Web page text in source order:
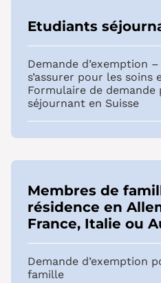
Etudiants
Demande d’exemption
s’assurer pour les soins
Formulaire de
séjournant en Suisse
Membres de
résidence en
France, Italie ou
Demande d’exemption
famille